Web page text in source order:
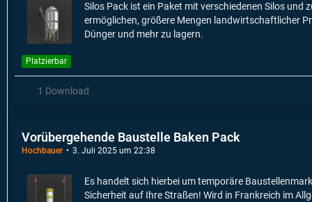
Silos Pack ist ein Paket mit verschiedenen Silos und
ermöglichen, größere Mengen landwirtschaftlicher
Dünger und mehr zu lagern.
Platzierbar
1 Download
Vorübergehende Baustelle Baken Pack
Hochbauer 3. Juli 2025 um 22:38
Es handelt sich hierbei um temporäre
Sicherheit auf Ihre Straßen! Wird in Frankreich im